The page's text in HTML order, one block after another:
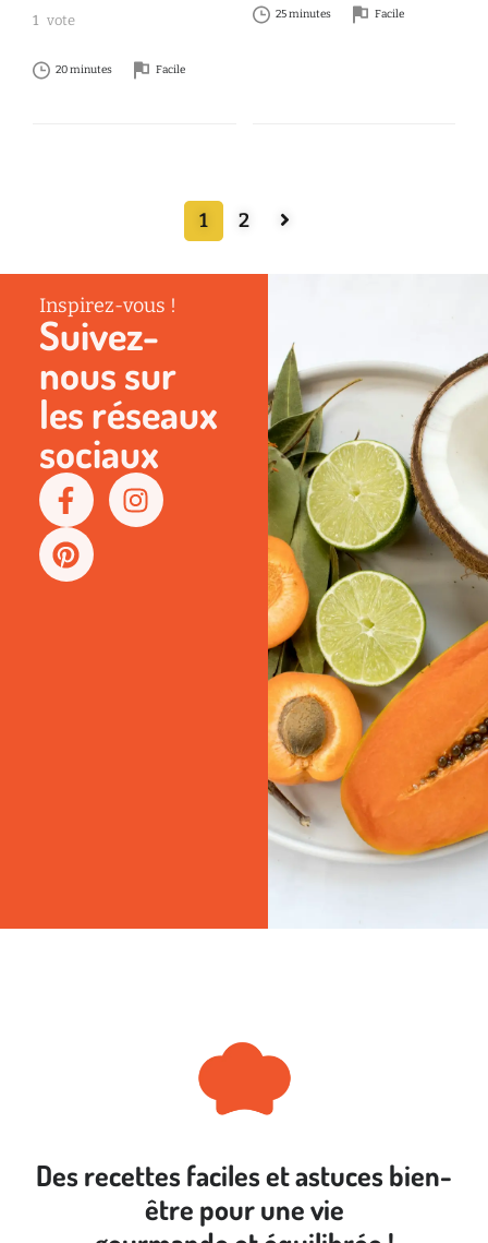
1 vote
20 minutes Facile
25 minutes Facile
1 2
Inspirez-vous !
Suivez-
nous sur
les réseaux
sociaux
Des recettes faciles et astuces bien-
être pour une vie